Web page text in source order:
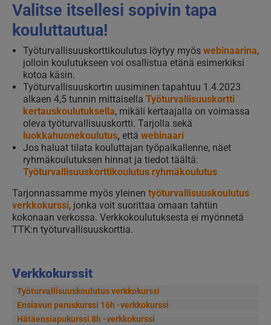
Verkkokurssit
Työturvallisuuskoulutus verkkokurssi
Ensiavun peruskurssi 16h -verkkokurssi
Hätäensiapukurssi 8h -verkkokurssi
Valitse itsellesi sopivin tapa
kouluttautua!
Työturvallisuuskorttikoulutus löytyy myös webinaarina,
jolloin koulutukseen voi osallistua etänä esimerkiksi
kotoa käsin.
Työturvallisuuskortin uusiminen tapahtuu 1.4.2023
alkaen 4,5 tunnin mittaisella Työturvallisuuskortti
kertauskoulutuksella, mikäli kertaajalla on voimassa
oleva työturvallisuuskortti. Tarjolla sekä
luokkahuonekoulutus, että webinaari
Jos haluat tilata kouluttajan työpaikallenne, näet
ryhmäkoulutuksen hinnat ja tiedot täältä:
Työturvallisuuskorttikoulutus ryhmäkoulutus
Tarjonnassamme myös yleinen työturvallisuuskoulutus
verkkokurssi, jonka voit suorittaa omaan tahtiin
kokonaan verkossa. Verkkokoulutuksesta ei myönnetä
TTK:n työturvallisuuskorttia.